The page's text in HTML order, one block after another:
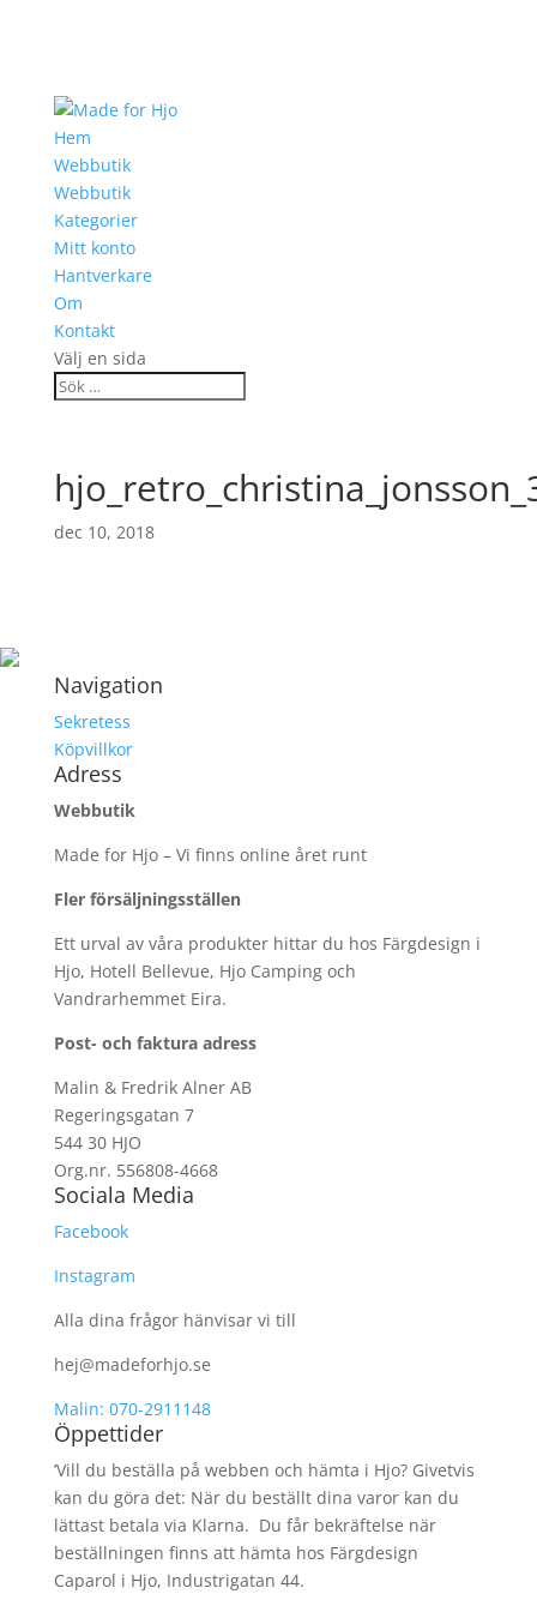
Hem
Webbutik
Webbutik
Kategorier
Mitt konto
Hantverkare
Om
Kontakt
Välj en sida
dec 10, 2018
Navigation
Sekretess
Köpvillkor
Adress
Webbutik
Made for Hjo – Vi finns online året runt
Fler försäljningsställen
Ett urval av våra produkter hittar du hos Färgdesign i
Hjo, Hotell Bellevue, Hjo Camping och
Vandrarhemmet Eira.
Post- och faktura adress
Malin & Fredrik Alner AB
Regeringsgatan 7
544 30 HJO
Org.nr. 556808-4668
Sociala Media
Facebook
Instagram
Alla dina frågor hänvisar vi till
hej@madeforhjo.se
Malin: 070-2911148
Öppettider
’Vill du beställa på webben och hämta i Hjo? Givetvis
kan du göra det: När du beställt dina varor kan du
lättast betala via Klarna. Du får bekräftelse när
beställningen finns att hämta hos Färgdesign
Caparol i Hjo, Industrigatan 44.